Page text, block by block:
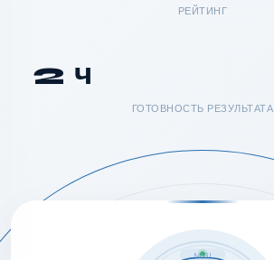
РЕЙТИНГ
2 ч
ГОТОВНОСТЬ РЕЗУЛЬТАТА
MRI